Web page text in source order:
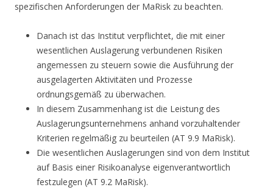
spezifischen Anforderungen der MaRisk zu beachten.
Danach ist das Institut verpflichtet, die mit einer
wesentlichen Auslagerung verbundenen Risiken
angemessen zu steuern sowie die Ausführung der
ausgelagerten Aktivitäten und Prozesse
ordnungsgemäß zu überwachen.
In diesem Zusammenhang ist die Leistung des
Auslagerungsunternehmens anhand vorzuhaltender
Kriterien regelmäßig zu beurteilen (AT 9.9 MaRisk).
Die wesentlichen Auslagerungen sind von dem Institut
auf Basis einer Risikoanalyse eigenverantwortlich
festzulegen (AT 9.2 MaRisk).